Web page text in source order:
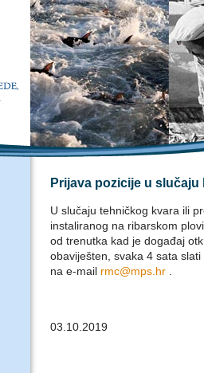
Prijava pozicije u slučaju
U slučaju tehničkog kvara ili
instaliranog na ribarskom
od trenutka kad je događaj
obaviješten, svaka 4 sata
na e-mail rmc@mps.hr
03.10.2019